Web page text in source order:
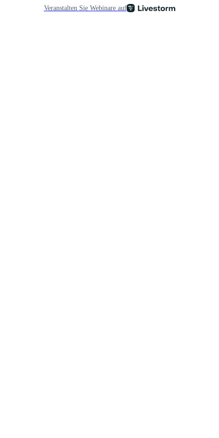
Veranstalten Sie Webinare auf